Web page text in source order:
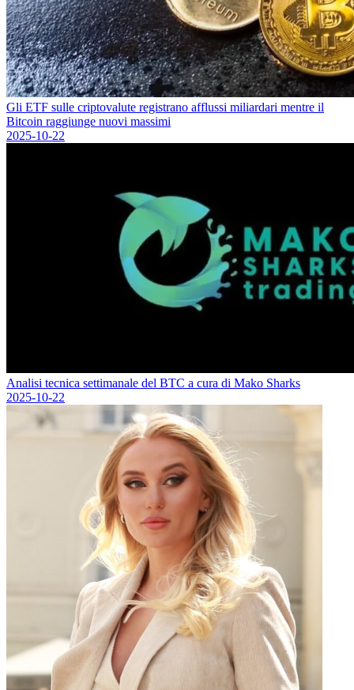
Gli ETF sulle criptovalute registrano afflussi miliardari mentre il
Bitcoin raggiunge nuovi massimi
2025-10-22
Analisi tecnica settimanale del BTC a cura di Mako Sharks
2025-10-22